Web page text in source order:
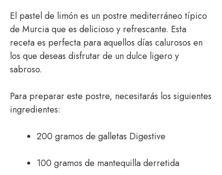
El pastel de limón es un postre mediterráneo típico
de Murcia que es delicioso y refrescante. Esta
receta es perfecta para aquellos días calurosos en
los que deseas disfrutar de un dulce ligero y
sabroso.
Para preparar este postre, necesitarás los siguientes
ingredientes:
200 gramos de galletas Digestive
100 gramos de mantequilla derretida